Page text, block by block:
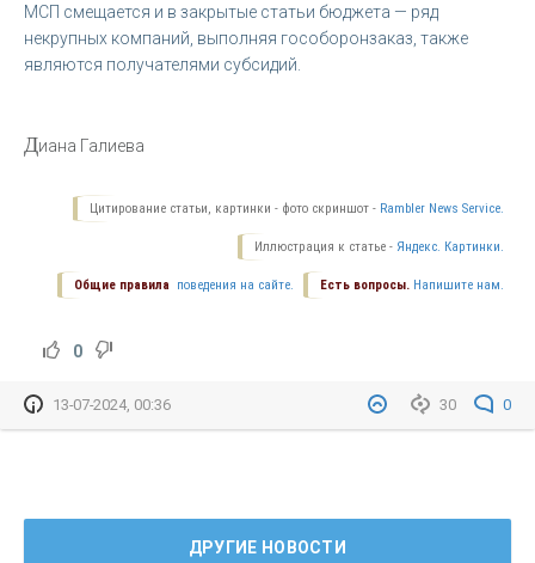
МСП смещается и в закрытые статьи бюджета — ряд
некрупных компаний, выполняя гособоронзаказ, также
являются получателями субсидий.
Диана Галиева
Цитирование статьи, картинки - фото скриншот - Rambler News Service.
Иллюстрация к статье - Яндекс. Картинки.
Есть вопросы. Напишите нам.
Общие правила поведения на сайте.
0
30 0
13-07-2024, 00:36
ДРУГИЕ НОВОСТИ